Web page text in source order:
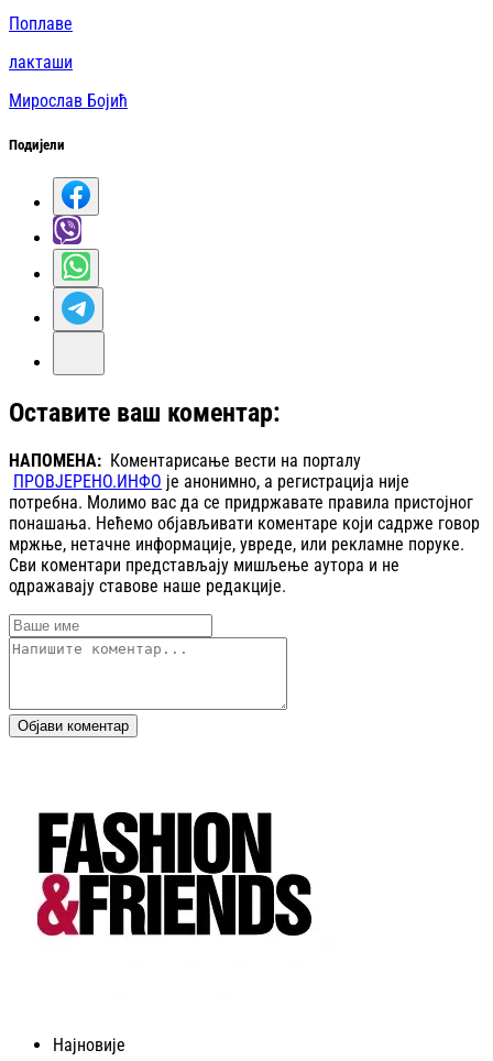
Поплаве
лакташи
Мирослав Бојић
Подијели
Оставите ваш коментар:
НАПОМЕНА: Коментарисање вести на порталу
ПРОВЈЕРЕНО.ИНФО је анонимно, а регистрација није
потребна. Молимо вас да се придржавате правила пристојног
понашања. Нећемо објављивати коментаре који садрже говор
мржње, нетачне информације, увреде, или рекламне поруке.
Сви коментари представљају мишљење аутора и не
одражавају ставове наше редакције.
Објави коментар
Најновије